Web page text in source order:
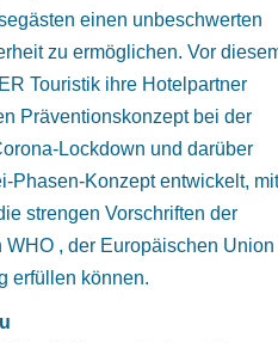
einen unbeschwerten
zu ermöglichen. Vor
Touristik ihre Hotelpartner
Präventionskonzept bei der
Lockdown und darüber
Phasen-Konzept entwickelt, mit
strengen Vorschriften der
, der Europäischen Union
erfüllen können.